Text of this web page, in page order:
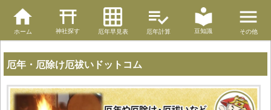
ホーム 神社探す 厄年早見表 厄年計算 豆知識 その他
厄年・厄除け厄祓いドットコム